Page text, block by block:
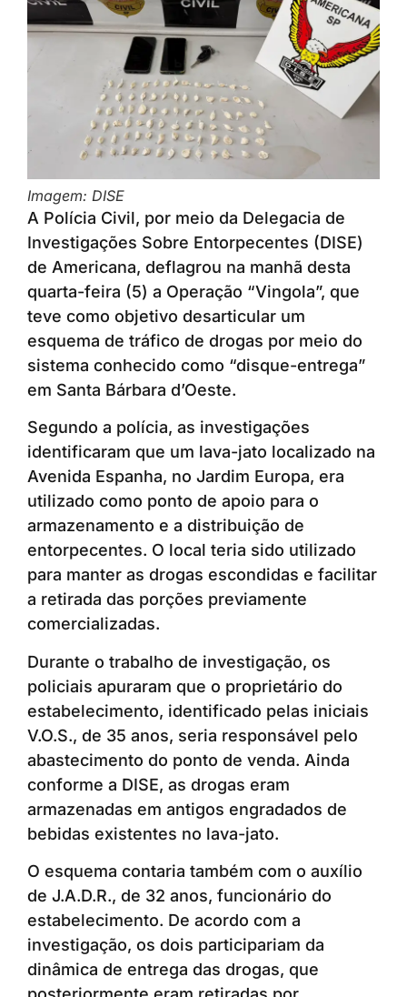
Imagem: DISE
A Polícia Civil, por meio da Delegacia de
Investigações Sobre Entorpecentes (DISE)
de Americana, deflagrou na manhã desta
quarta-feira (5) a Operação “Vingola”, que
teve como objetivo desarticular um
esquema de tráfico de drogas por meio do
sistema conhecido como “disque-entrega”
em Santa Bárbara d’Oeste.
Segundo a polícia, as investigações
identificaram que um lava-jato localizado na
Avenida Espanha, no Jardim Europa, era
utilizado como ponto de apoio para o
armazenamento e a distribuição de
entorpecentes. O local teria sido utilizado
para manter as drogas escondidas e facilitar
a retirada das porções previamente
comercializadas.
Durante o trabalho de investigação, os
policiais apuraram que o proprietário do
estabelecimento, identificado pelas iniciais
V.O.S., de 35 anos, seria responsável pelo
abastecimento do ponto de venda. Ainda
conforme a DISE, as drogas eram
armazenadas em antigos engradados de
bebidas existentes no lava-jato.
O esquema contaria também com o auxílio
de J.A.D.R., de 32 anos, funcionário do
estabelecimento. De acordo com a
investigação, os dois participariam da
dinâmica de entrega das drogas, que